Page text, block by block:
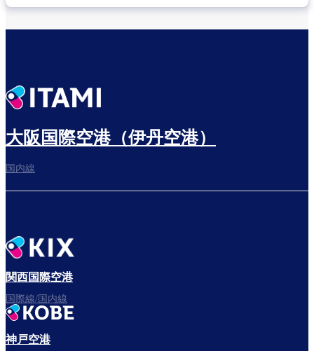
搭乗ゲートへ
フライトをお楽しみください。
大阪国際空港（伊丹空港）
国内線
関西国際空港
国際線/国内線
神戸空港